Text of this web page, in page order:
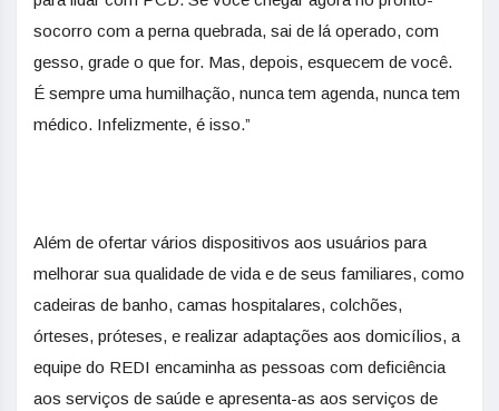
socorro com a perna quebrada, sai de lá operado, com
gesso, grade o que for. Mas, depois, esquecem de você.
É sempre uma humilhação, nunca tem agenda, nunca tem
médico. Infelizmente, é isso.”
Além de ofertar vários dispositivos aos usuários para
melhorar sua qualidade de vida e de seus familiares, como
cadeiras de banho, camas hospitalares, colchões,
órteses, próteses, e realizar adaptações aos domicílios, a
equipe do REDI encaminha as pessoas com deficiência
aos serviços de saúde e apresenta-as aos serviços de